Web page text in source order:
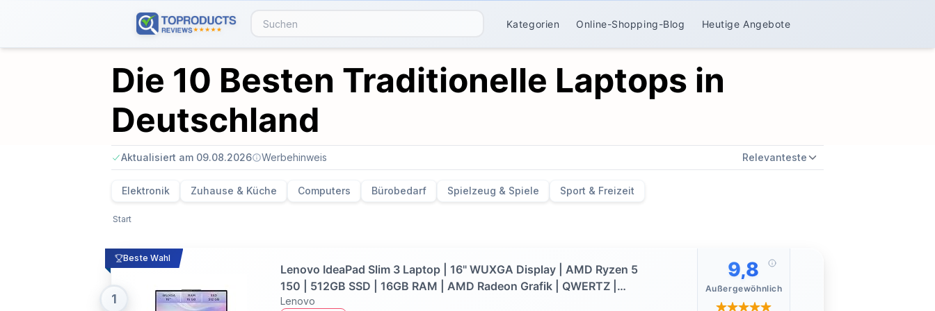
Kategorien Online-Shopping-Blog Heutige Angebote
Die 10 Besten Traditionelle Laptops in
Deutschland
Aktualisiert am 09.08.2026 Werbehinweis Relevanteste
Elektronik Zuhause & Küche Computers Bürobedarf Spielzeug & Spiele Sport & Freizeit
Start
Beste Wahl
1
Lenovo IdeaPad Slim 3 Laptop | 16" WUXGA Display | AMD Ryzen 5
150 | 512GB SSD | 16GB RAM | AMD Radeon Grafik | QWERTZ |
Windows 11 | Luna Grau | 3 Monate Premium Care
Lenovo
9,8
Außergewöhnlich